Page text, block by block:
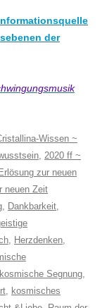
der
Wissen ~
, 2020 ff ~
zur neuen
neuen Zeit
, Dankbarkeit,
, Herzdenken,
kosmische Segnung,
, kosmisches